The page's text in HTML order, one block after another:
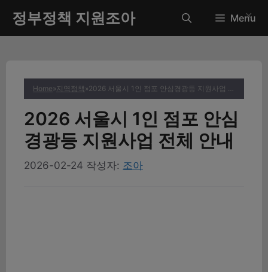
츠
정부정책 지원조아 Menu
Home»지역정책 » 2026 서울시 1인 점포 안심경광등 지원사업 전체 안내
2026 서울시 1인 점포 안심
경광등 지원사업 전체 안내
2026-02-24 작성자: 조아
✕